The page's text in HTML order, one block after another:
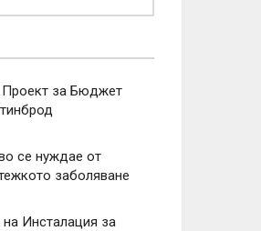
за Бюджет
се нуждае от
заболяване
Инсталация за